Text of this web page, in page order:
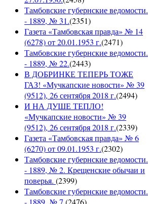
Тамбовские губернские ведомости.
- 1889, № 31.(2351)
Газета «Тамбовская правда» № 14
(6278) от 20.01.1953 г.(2471)
Тамбовские губернские ведомости.
- 1889, № 22.(2443)
В ДОБРИНКЕ ТЕПЕРЬ ТОЖЕ
ГАЗ! «Мучкапские новости» № 39
(9512), 26 сентября 2018 г.(2494)
И НА ДУШЕ ТЕПЛО!
«Мучкапские новости» № 39
(9512), 26 сентября 2018 г.(2339)
Газета «Тамбовская правда» № 6
(6270) от 09.01.1953 г.(2302)
Тамбовские губернские ведомости.
- 1889, № 2. Крещенские обычаи и
поверья. (2399)
Тамбовские губернские ведомости.